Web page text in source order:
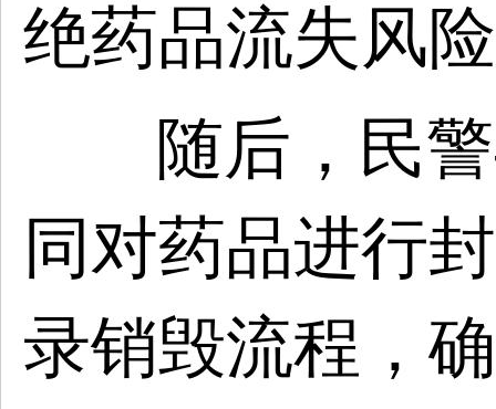
绝药品流失风
随后，民
同对药品进行
录销毁流程，